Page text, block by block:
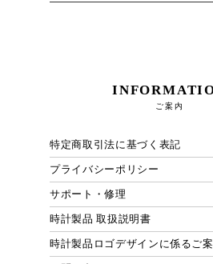
ご案内
特定商取引法に基づく表記
プライバシーポリシー
サポート・修理
時計製品 取扱説明書
時計製品ロゴデザインに係るご